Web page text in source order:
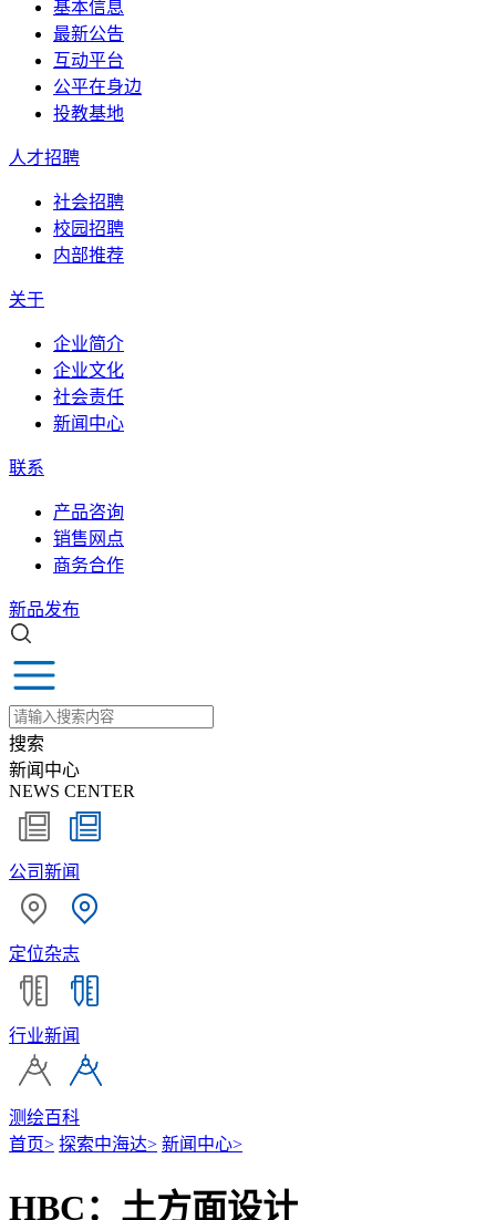
基本信息
最新公告
互动平台
公平在身边
投教基地
人才招聘
社会招聘
校园招聘
内部推荐
关于
企业简介
企业文化
社会责任
新闻中心
联系
产品咨询
销售网点
商务合作
新品发布
搜索
新闻中心
NEWS CENTER
公司新闻
定位杂志
行业新闻
测绘百科
首页> 探索中海达> 新闻中心>
HBC：土方面设计